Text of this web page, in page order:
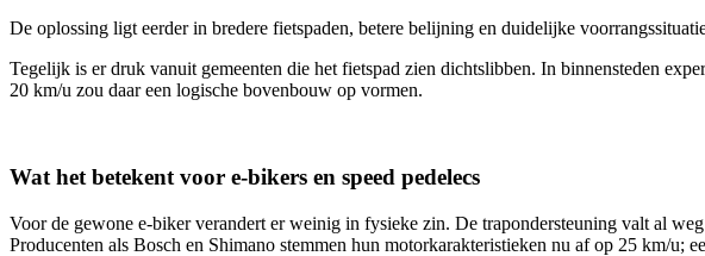
De oplossing ligt eerder in bredere fietspaden, betere belijning en duidelijke
Tegelijk is er druk vanuit gemeenten die het fietspad zien dichtslibben. In binnensteden
20 km/u zou daar een logische bovenbouw op vormen.
Wat het betekent voor e-bikers en speed pedelecs
Voor de gewone e-biker verandert er weinig in fysieke zin. De trapondersteuning valt al
Producenten als Bosch en Shimano stemmen hun motorkarakteristieken nu af op 25 km/